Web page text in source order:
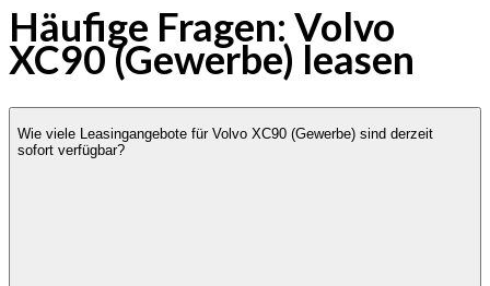
Häufige Fragen: Volvo
XC90 (Gewerbe) leasen
Wie viele Leasingangebote für Volvo XC90 (Gewerbe) sind derzeit
sofort verfügbar?